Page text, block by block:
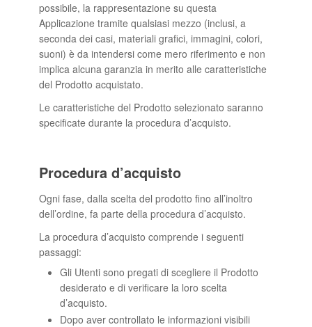
possibile, la rappresentazione su questa
Applicazione tramite qualsiasi mezzo (inclusi, a
seconda dei casi, materiali grafici, immagini, colori,
suoni) è da intendersi come mero riferimento e non
implica alcuna garanzia in merito alle caratteristiche
del Prodotto acquistato.
Le caratteristiche del Prodotto selezionato saranno
specificate durante la procedura d’acquisto.
Procedura d’acquisto
Ogni fase, dalla scelta del prodotto fino all’inoltro
dell’ordine, fa parte della procedura d’acquisto.
La procedura d’acquisto comprende i seguenti
passaggi:
Gli Utenti sono pregati di scegliere il Prodotto
desiderato e di verificare la loro scelta
d’acquisto.
Dopo aver controllato le informazioni visibili